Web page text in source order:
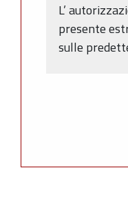
L’
presente
sulle